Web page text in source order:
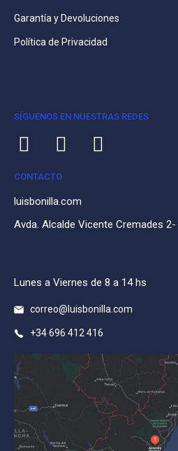
Garantía y Devoluciones
Política de Privacidad
SÍGUENOS EN NUESTRAS REDES
CONTACTO
luisbonilla.com
Avda. Alcalde Vicente Cremades
Lunes a Viernes de 8 a 14 hs
correo@luisbonilla.com
+34 696 412 416